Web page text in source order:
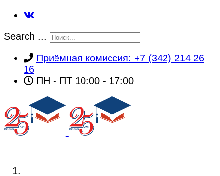
Search ...
Приёмная комиссия: +7 (342) 214 26
16
ПН - ПТ 10:00 - 17:00